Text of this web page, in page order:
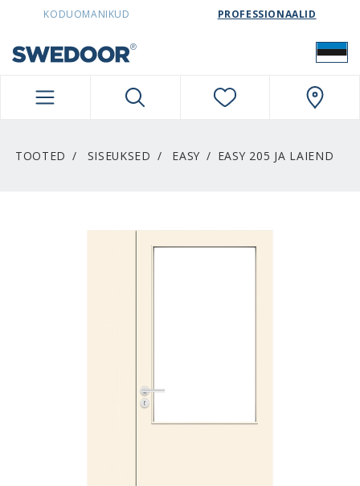
SWEDOORESTONIA NAVIGATION
KODUOMANIKUD PROFESSIONAALID
TOOTED SISEUKSED EASY EASY 205 JA LAIEND